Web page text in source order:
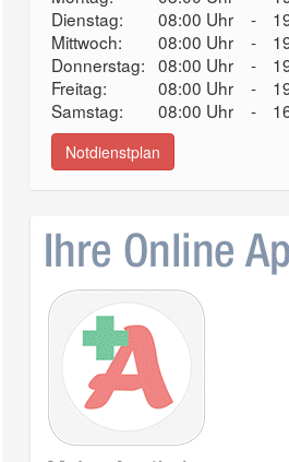
Dienstag:
08:00 Uhr -
Mittwoch:
08:00 Uhr -
Donnerstag: 08:00 Uhr -
Freitag:
08:00 Uhr -
Samstag:
08:00 Uhr -
Notdienstplan